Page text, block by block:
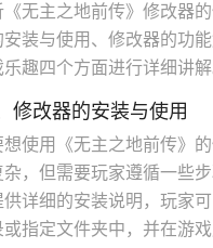
《无主之地前传》修改器
安装与使用、修改器的功
趣四个方面进行详细讲解
修改器的安装与使用
想使用《无主之地前传》
杂，但需要玩家遵循一些
供详细的安装说明，玩家
或指定文件夹中，并在游